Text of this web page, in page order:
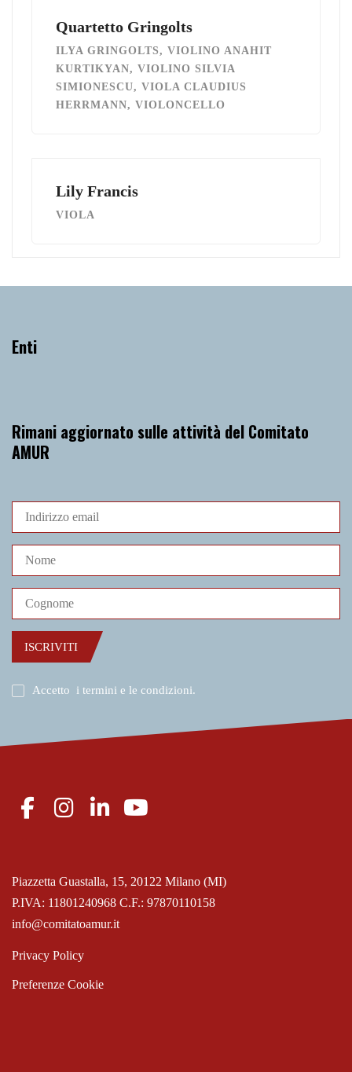
Quartetto Gringolts
ILYA GRINGOLTS, VIOLINO ANAHIT
KURTIKYAN, VIOLINO SILVIA
SIMIONESCU, VIOLA CLAUDIUS
HERRMANN, VIOLONCELLO
Lily Francis
VIOLA
Enti
Rimani aggiornato sulle attività del Comitato
AMUR
ISCRIVITI
Accetto i termini e le condizioni.
P.IVA: 11801240968 C.F.: 97870110158
Piazzetta Guastalla, 15, 20122 Milano (MI)
info@comitatoamur.it
Privacy Policy
Preferenze Cookie